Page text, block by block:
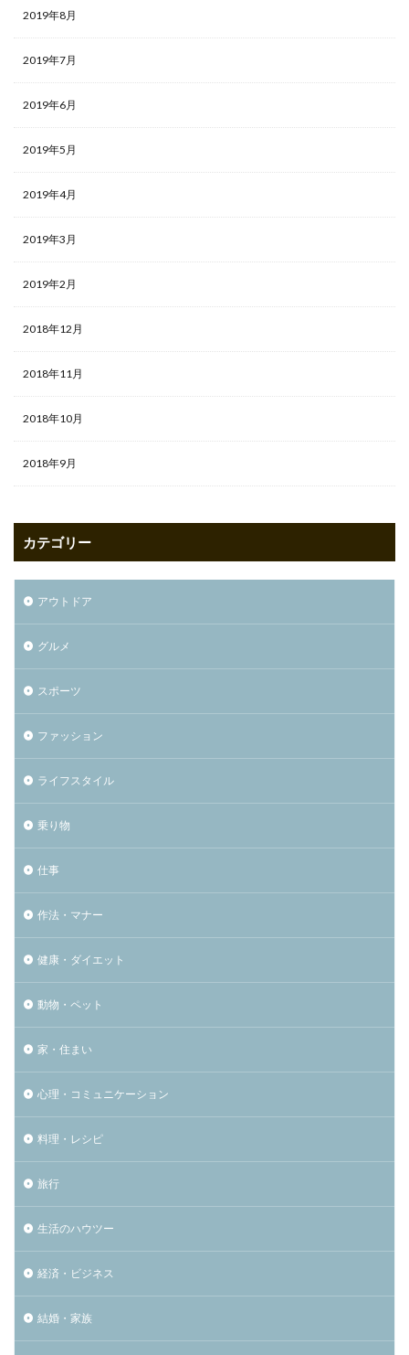
2019年8月
2019年7月
2019年6月
2019年5月
2019年4月
2019年3月
2019年2月
2018年12月
2018年11月
2018年10月
2018年9月
カテゴリー
アウトドア
グルメ
スポーツ
ファッション
ライフスタイル
乗り物
仕事
作法・マナー
健康・ダイエット
動物・ペット
家・住まい
心理・コミュニケーション
料理・レシピ
旅行
生活のハウツー
経済・ビジネス
結婚・家族